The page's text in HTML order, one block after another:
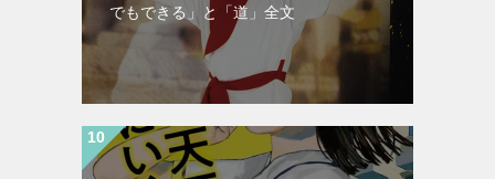
でもできる」と「道」全文